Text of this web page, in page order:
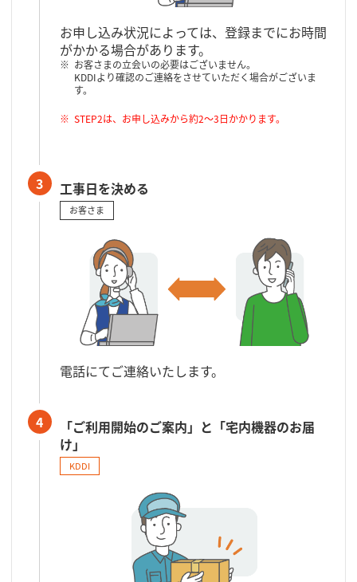
お申し込み状況によっては、登録までにお時間
がかかる場合があります。
お客さまの立会いの必要はございません。
KDDIより確認のご連絡をさせていただく場合がございま
す。
STEP2は、お申し込みから約2～3日かかります。
3 工事日を決める
お客さま
電話にてご連絡いたします。
4
「ご利用開始のご案内」と「宅内機器のお届
け」
KDDI